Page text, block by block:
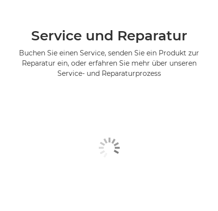
Service und Reparatur
Buchen Sie einen Service, senden Sie ein Produkt zur
Reparatur ein, oder erfahren Sie mehr über unseren
Service- und Reparaturprozess